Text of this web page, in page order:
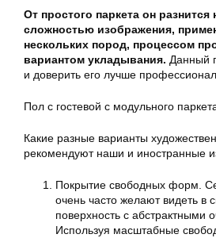
От простого паркета он разнится
сложностью изображения,
нескольких пород, процессом
вариантом укладывания. Данный
и доверить его лучше
Пол с гостевой с модульного
Какие разные варианты
рекомендуют наши и иностранные
Покрытие свободных форм.
очень часто желают видеть в
поверхность с абстрактными
Используя масштабные